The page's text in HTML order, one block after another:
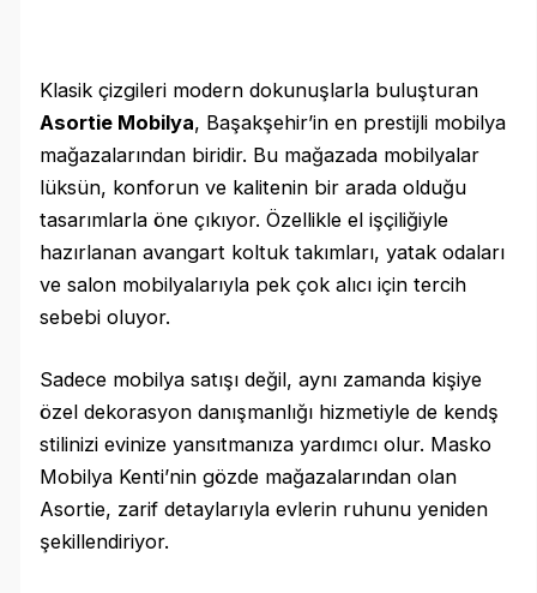
Klasik çizgileri modern dokunuşlarla buluşturan
Asortie Mobilya, Başakşehir’in en prestijli mobilya
mağazalarından biridir. Bu mağazada mobilyalar
lüksün, konforun ve kalitenin bir arada olduğu
tasarımlarla öne çıkıyor. Özellikle el işçiliğiyle
hazırlanan avangart koltuk takımları, yatak odaları
ve salon mobilyalarıyla pek çok alıcı için tercih
sebebi oluyor.
Sadece mobilya satışı değil, aynı zamanda kişiye
özel dekorasyon danışmanlığı hizmetiyle de kendş
stilinizi evinize yansıtmanıza yardımcı olur. Masko
Mobilya Kenti’nin gözde mağazalarından olan
Asortie, zarif detaylarıyla evlerin ruhunu yeniden
şekillendiriyor.